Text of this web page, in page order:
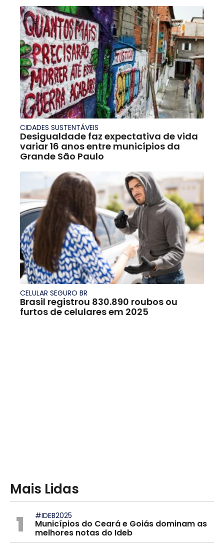
CIDADES SUSTENTÁVEIS
Desigualdade faz expectativa de vida
variar 16 anos entre municípios da
Grande São Paulo
CELULAR SEGURO BR
Brasil registrou 830.890 roubos ou
furtos de celulares em 2025
Mais Lidas
1 #IDEB2025
Municípios do Ceará e Goiás dominam as
melhores notas do Ideb